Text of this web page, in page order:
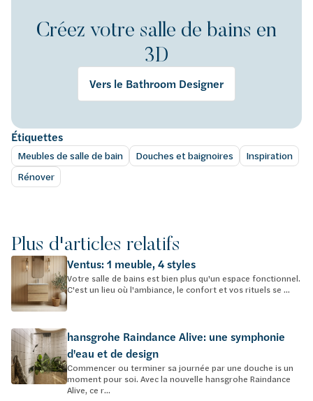
Créez votre salle de bains en
3D
Vers le Bathroom Designer
Étiquettes
Meubles de salle de bain Douches et baignoires
Inspiration
Rénover
Plus d'articles relatifs
Ventus: 1 meuble, 4 styles
Votre salle de bains est bien plus qu'un espace fonctionnel.
C'est un lieu où l'ambiance, le confort et vos rituels se ...
hansgrohe Raindance Alive: une symphonie
d'eau et de design
Commencer ou terminer sa journée par une douche is un
moment pour soi. Avec la nouvelle hansgrohe Raindance
Alive, ce r...